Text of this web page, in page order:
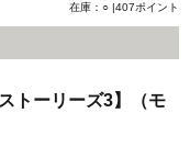
在庫：○ |407ポイント
トーリーズ3】（モ